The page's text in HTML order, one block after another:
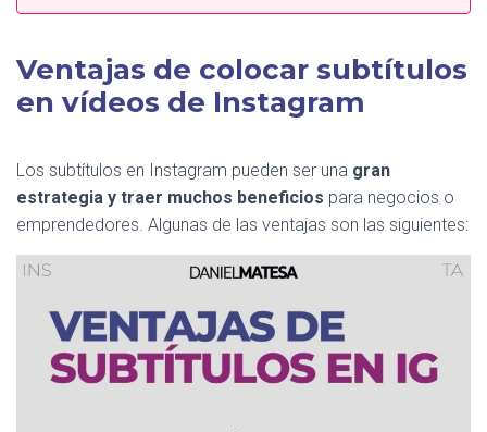
Ventajas de colocar subtítulos
en vídeos de Instagram
Los subtítulos en Instagram pueden ser una gran
estrategia y traer muchos beneficios para negocios o
emprendedores. Algunas de las ventajas son las siguientes: